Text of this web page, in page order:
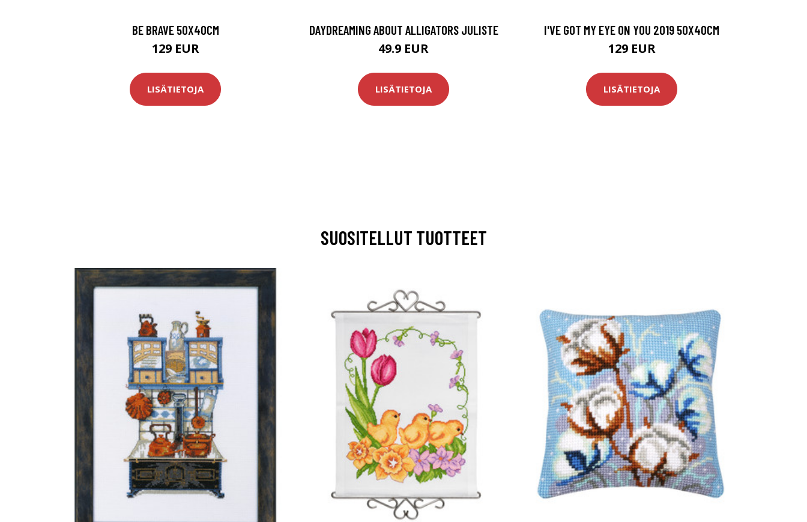
BE BRAVE 50X40CM
129 EUR
LISÄTIETOJA
DAYDREAMING ABOUT ALLIGATORS JULISTE
49.9 EUR
LISÄTIETOJA
I'VE GOT MY EYE ON YOU 2019 50X40CM
129 EUR
LISÄTIETOJA
SUOSITELLUT TUOTTEET